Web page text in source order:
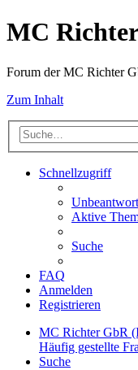
MC
Forum der MC Richter
Zum Inhalt
Schnellzugriff
Aktive
Suche
FAQ
Anmelden
Registrieren
MC Richter GbR
Häufig gestellte
Suche